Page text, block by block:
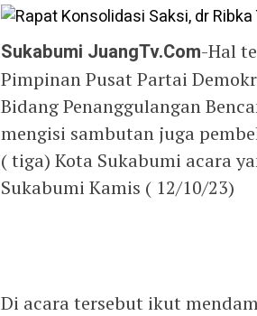
Sukabumi JuangTv.Com-Hal
Pimpinan Pusat Partai
Bidang Penanggulangan
mengisi sambutan juga
( tiga) Kota Sukabumi acara
Sukabumi Kamis ( 12/10/23)
Di acara tersebut ikut